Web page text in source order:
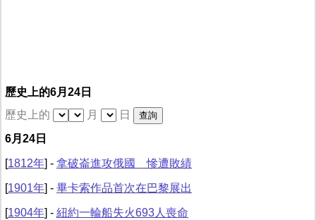
歷史上的6月24日
歷史上的
月
日
6月24日
[1812年] - 拿破崙進攻俄國 慘遭敗績
[1901年] - 畢卡索作品首次在巴黎展出
[1904年] - 紐約一輪船失火693人喪命